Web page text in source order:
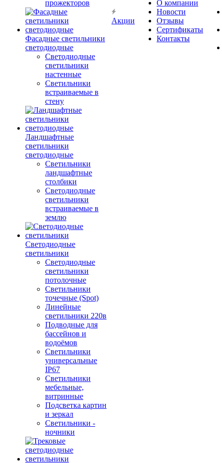
прожекторов
Фасадные светильники
светодиодные
Светодиодные
светильники
настенные
Светильники
встраиваемые в
стену
Ландшафтные
светильники
светодиодные
Светильники
ландшафтные
столбики
Светодиодные
светильники
встраиваемые в
землю
Светодиодные
светильники
Светодиодные
светильники
потолочные
Светильники
точечные (Spot)
Линейные
светильники 220в
Подводные для
бассейнов и
водоёмов
Светильники
универсальные
IP67
Светильники
мебельные,
витринные
Подсветка картин
и зеркал
Светильники -
ночники
Акции
О компании
Новости
Отзывы
Сертификаты
Контакты